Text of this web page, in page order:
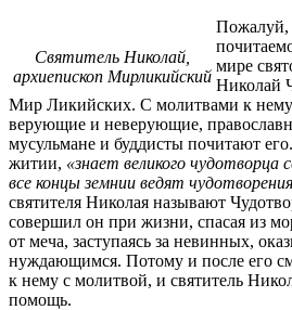
Святитель Николай,
архиепископ Мирликийский
Пожалуй,
мире
Николай
Мир Ликийских. С молитвами к
верующие и неверующие,
мусульмане и буддисты почитают
житии, «знает великого чудотворца
все концы земнии ведят
святителя Николая называют
совершил он при жизни, спасая из
от меча, заступаясь за невинных,
нуждающимся. Потому и после его
к нему с молитвой, и святитель
помощь.